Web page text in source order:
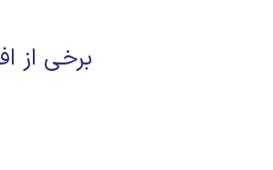
برخی از